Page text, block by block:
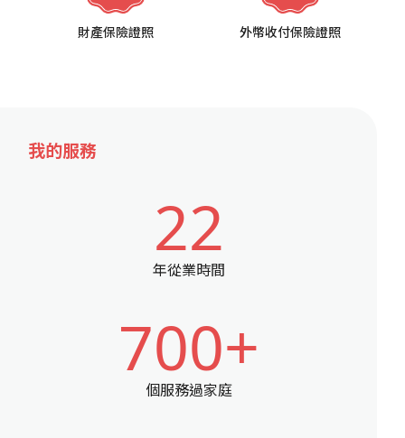
財產保險證照 外幣收付保險證照
我的服務
22
年從業時間
700+
個服務過家庭